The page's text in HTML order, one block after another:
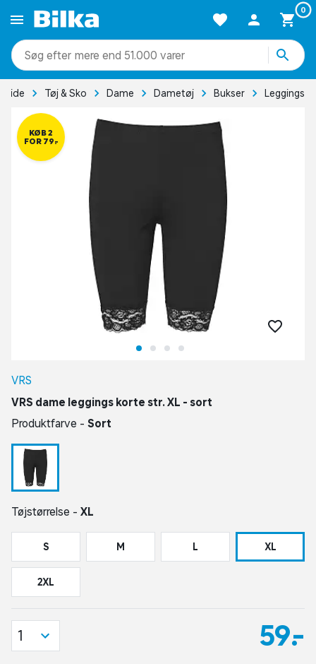
0
mere end 51.000 varer
Tøj & Sko Dame Dametøj Bukser Leggings
KØB 2
FOR 79,-
VRS
VRS dame leggings korte str. XL - sort
Produktfarve - Sort
Tøjstørrelse - XL
S M L XL
2XL
59,-
1